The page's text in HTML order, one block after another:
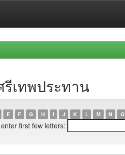
เทพประทาน
E F G H I J K L M N O
first few letters: